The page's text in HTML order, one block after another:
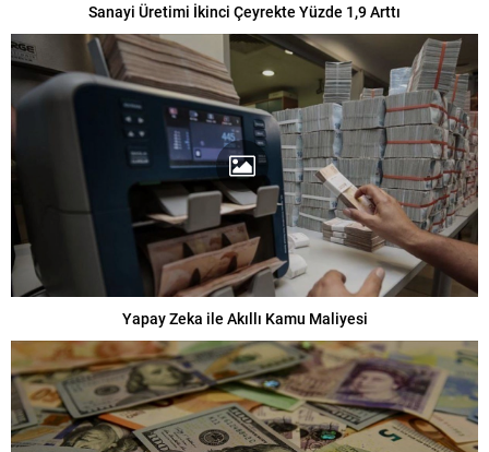
Sanayi Üretimi İkinci Çeyrekte Yüzde 1,9 Arttı
Yapay Zeka ile Akıllı Kamu Maliyesi